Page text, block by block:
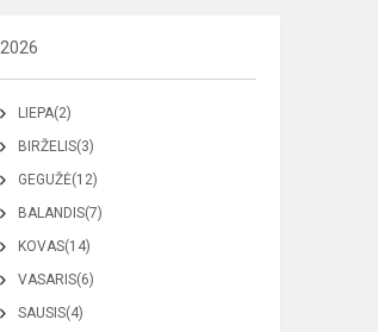
2026
LIEPA(2)
BIRŽELIS(3)
GEGUŽĖ(12)
BALANDIS(7)
KOVAS(14)
VASARIS(6)
SAUSIS(4)